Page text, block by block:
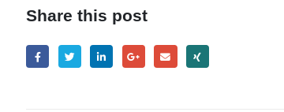
Share this post